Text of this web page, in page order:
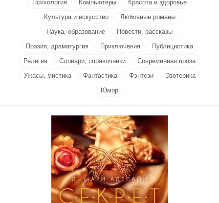
Психология
Компьютеры
Красота и здоровье
Культура и искусство
Любовные романы
Наука, образование
Повести, рассказы
Поэзия, драматургия
Приключения
Публицистика
Религия
Словари, справочники
Современная проза
Ужасы, мистика
Фантастика Фэнтези
Эзотерика
Юмор